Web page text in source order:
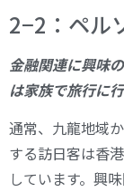
2−2：ペル
金融関連に興味
は家族で旅行に
通常、九龍地域
する訪日客は香
しています。興